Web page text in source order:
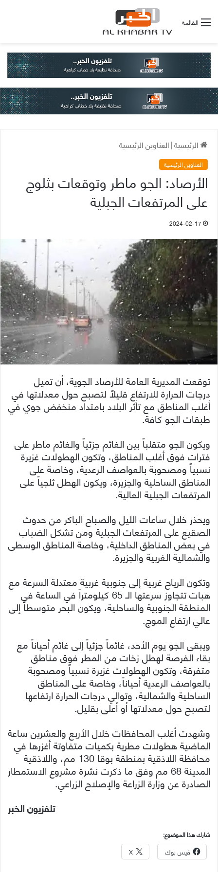
القائمة
الرئيسية|العناوين الرئيسية
العناوين الرئيسية
الأرصاد: الجو ماطر وتوقعات بثلوج
على المرتفعات الجبلية
2024-02-17
توقعت المديرية العامة للأرصاد الجوية، أن تميل
درجات الحرارة للارتفاع قليلاً لتصبح حول معدلاتها في
أغلب المناطق مع تأثر البلاد بامتداد منخفض جوي في
طبقات الجو كافة.
ويكون الجو متقلباً بين الغائم جزئياً والغائم ماطر على
فترات فوق أغلب المناطق، وتكون الهطولات غزيرة
نسبياً ومصحوبة بالعواصف الرعدية، وخاصة على
المناطق الساحلية والجزيرة، ويكون الهطل ثلجياً على
المرتفعات الجبلية العالية.
ويحذر خلال ساعات الليل والصباح الباكر من حدوث
الصقيع على المرتفعات الجبلية ومن تشكل الضباب
في بعض المناطق الداخلية، وخاصة المناطق الوسطى
والشمالية الغربية والجزيرة.
وتكون الرياح غربية إلى جنوبية غربية معتدلة السرعة مع
هبات تتجاوز سرعتها الـ 65 كيلومتراً في الساعة في
المنطقة الجنوبية والساحلية، ويكون البحر متوسطاً إلى
عالي ارتفاع الموج.
ويبقى الجو يوم الأحد، غائماً جزئياً إلى غائم أحياناً مع
بقاء الفرصة لهطل زخات من المطر فوق مناطق
متفرقة، وتكون الهطولات غزيرة نسبياً ومصحوبة
بالعواصف الرعدية أحياناً، وخاصة على المناطق
الساحلية والشمالية، وتوالي درجات الحرارة ارتفاعها
لتصبح حول معدلاتها أو أعلى بقليل.
وشهدت أغلب المحافظات خلال الأربع والعشرين ساعة
الماضية هطولات مطرية بكميات متفاوتة أغزرها في
محافظة اللاذقية بمنطقة بوقا 130 مم، واللاذقية
المدينة 68 مم وفق ما ذكرت نشرة مشروع الاستمطار
الصادرة عن وزارة الزراعة والإصلاح الزراعي.
تلفزيون الخبر
شارك هذا الموضوع:
فيس بوك X